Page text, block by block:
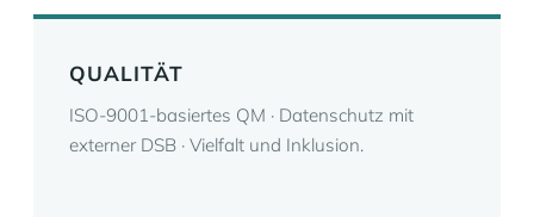
QUALITÄT
ISO-9001-basiertes QM · Datenschutz mit
externer DSB · Vielfalt und Inklusion.